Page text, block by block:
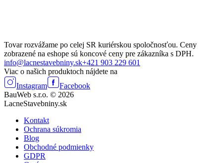
Tovar rozvážame po celej SR kuriérskou spoločnosťou. Ceny
zobrazené na eshope sú koncové ceny pre zákazníka s DPH.
info@lacnestavebniny.sk+421 903 229 601
Viac o našich produktoch nájdete na
Instagram
Facebook
BauWeb s.r.o. © 2026
LacneStavebniny.sk
Kontakt
Ochrana súkromia
Blog
Obchodné podmienky
GDPR